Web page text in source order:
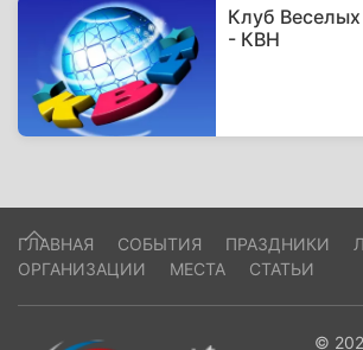
Клуб
- КВН
ГЛАВНАЯ СОБЫТИЯ ПРАЗДНИКИ
ОРГАНИЗАЦИИ
МЕСТА СТАТЬИ
©